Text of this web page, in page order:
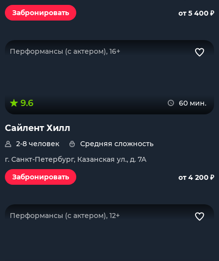
Забронировать
от 5 400 ₽
Перформансы (с актером), 16+
9.6 60 мин.
Сайлент Хилл
2-8 человек
Средняя сложность
г. Санкт-Петербург, Казанская ул., д. 7А
Забронировать
от 4 200 ₽
Перформансы (с актером), 12+